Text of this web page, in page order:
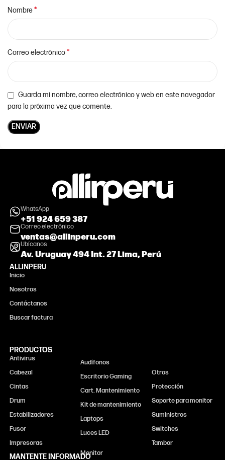
Nombre*
Correo electrónico*
Guarda mi nombre, correo electrónico y web en este navegador
para la próxima vez que comente.
WhatsApp
+51 924 659 387
Correo electrónico
ventas@allinperu.com
Ubícanos
Av. Uruguay 494 Int. 27 Lima, Perú
ALLINPERU
Inicio
Nosotros
Contáctanos
Buscar factura
PRODUCTOS
Antivirus
Cabezal
Cintas
Drum
Estabilizadores
Fusor
Impresoras
Audífonos
Escritorio Gaming
Cart. Mantenimiento
Kit de mantenimiento
Laptops
Luces LED
Otros
Protección
Soporte para monitor
Suministros
Switches
Tambor
MANTENTE INFORMADO